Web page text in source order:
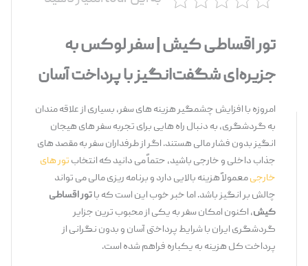
تور اقساطی کیش | سفر لوکس به
جزیره‌ای شگفت‌انگیز با پرداخت آسان
امروزه با افزایش چشمگیر هزینه ‌های سفر، بسیاری از علاقه ‌مندان
به گردشگری، به دنبال راه‌ هایی برای تجربه سفر های هیجان
‌انگیز بدون فشار مالی هستند. اگر از طرفداران سفر به مقصد های
جذاب داخلی و خارجی باشید، حتماً می ‌دانید که انتخابتور های
خارجیمعمولاً هزینه بالایی دارد و برنامه‌ ریزی مالی می ‌تواند
چالش ‌بر انگیز باشد. اما خبر خوب این است که باتور اقساطی
، اکنون امکان سفر به یکی از محبوب ‌ترین جزایر
گردشگری ایران با شرایط پرداختی آسان و بدون نگرانی از
پرداخت کل هزینه به یکباره فراهم شده است.